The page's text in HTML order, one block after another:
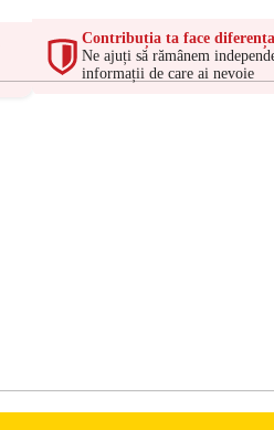
Contribuția ta face diferența
Ne ajuți să rămânem
informații de care ai nevoie